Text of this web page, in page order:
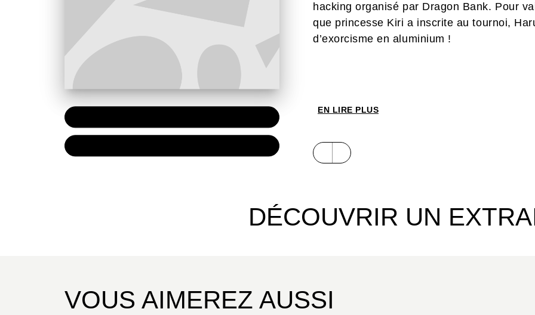
hacking organisé par Dragon Bank. Pour
que princesse Kiri a inscrite au tournoi,
d’exorcisme en aluminium !
EN LIRE PLUS
DÉCOUVRIR UN
VOUS AIMEREZ AUSSI